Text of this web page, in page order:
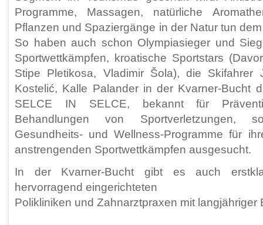
Programme, Massagen, natürliche
Pflanzen und Spaziergänge in der Natur tun
So haben auch schon Olympiasieger und
Sportwettkämpfen, kroatische Sportstars
Stipe Pletikosa, Vladimir Šola), die Skifahrer
Kostelić, Kalle Palander in der Kvarner-Bucht
SELCE IN SELCE, bekannt für
Behandlungen von Sportverletzungen,
Gesundheits- und Wellness-Programme für
anstrengenden Sportwettkämpfen ausgesucht.
In der Kvarner-Bucht gibt es auch
hervorragend eingerichteten
Polikliniken und Zahnarztpraxen mit langjähriger